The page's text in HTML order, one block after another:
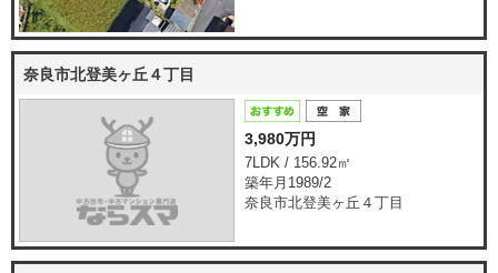
奈良市北登美ヶ丘４丁目
3,980万円
7LDK / 156.92㎡
築年月1989/2
奈良市北登美ヶ丘４丁目